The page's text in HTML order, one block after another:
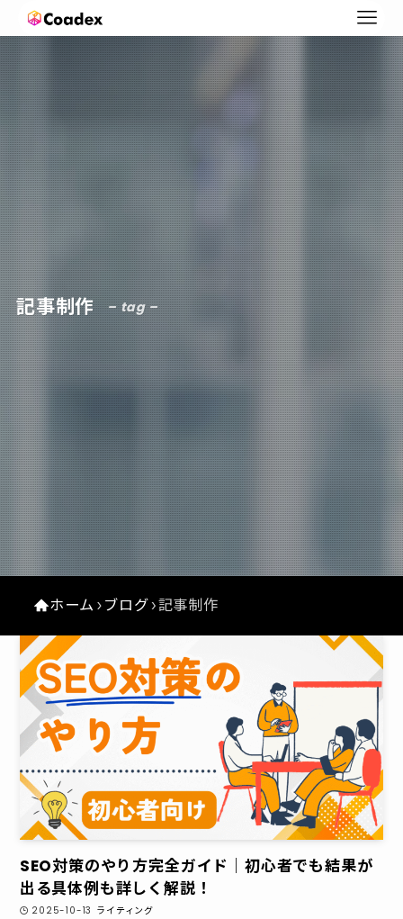
記事制作 – tag –
ホーム ブログ 記事制作
SEO対策のやり方完全ガイド｜初心者でも結果が
出る具体例も詳しく解説！
2025-10-13 ライティング